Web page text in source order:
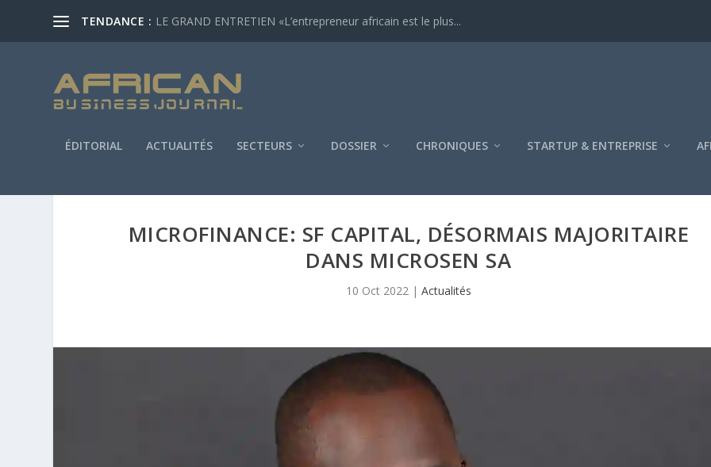
TENDANCE : LE GRAND ENTRETIEN «L’entrepreneur africain est le plus...
ÉDITORIAL ACTUALITÉS SECTEURS DOSSIER CHRONIQUES STARTUP & ENTREPRISE
MICROFINANCE: SF CAPITAL, DÉSORMAIS MAJORITAIRE
DANS MICROSEN SA
10 Oct 2022| Actualités